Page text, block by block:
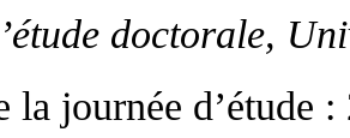
doctorale,
la journée d’étude